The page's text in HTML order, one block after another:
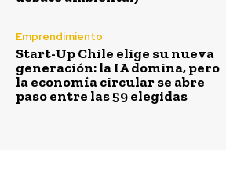
Emprendimiento
Start-Up Chile elige su nueva
generación: la IA domina, pero
la economía circular se abre
paso entre las 59 elegidas